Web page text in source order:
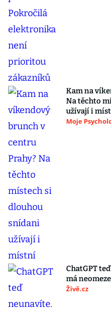
Kam na
Na těchto
užívají i
Moje
ChatGPT
má
Živě.cz